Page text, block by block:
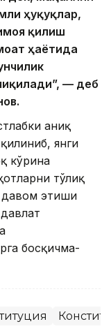
ҳуқуқлар,
қилиш
ҳаётида
— деб
аниқ
янги
кўрина
тўлиқ
давом этиши
босқичма-